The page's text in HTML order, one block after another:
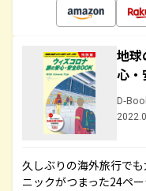
地球
心・
D-
久しぶりの海外旅行で
ニックがつまった24ペ